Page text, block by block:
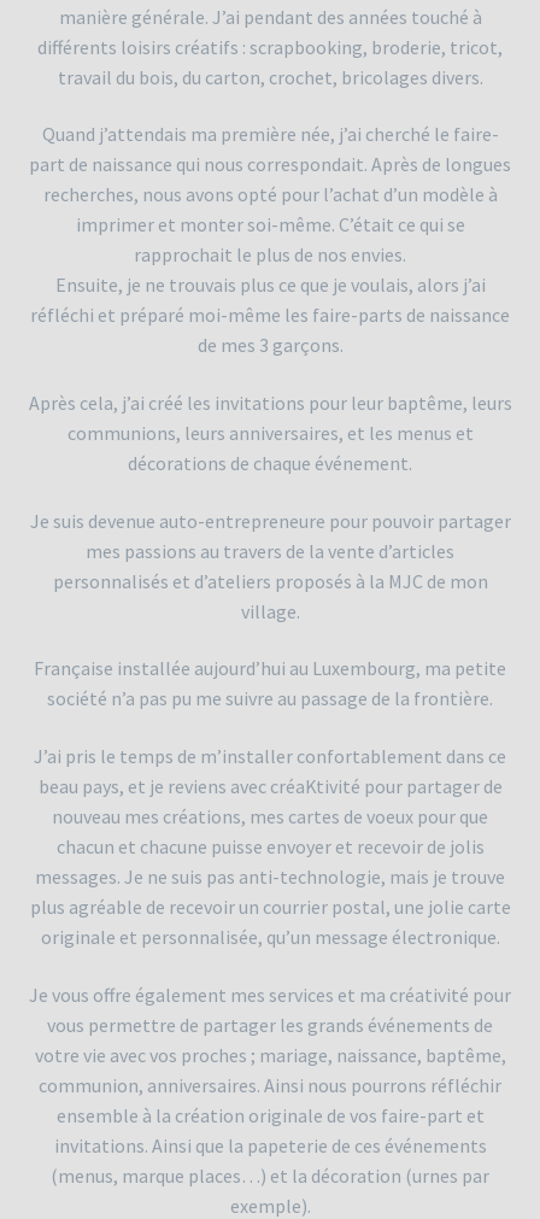
Contact
Décoration Evénementielle
Divers / Félicitations
Faire-Parts
Faire-Parts de Mariage
Faire-Parts de Naissance
Fête des Pères / Mères
Fêtes de Fin d’Année
Formulaire de Contact
Mariage / Amour
Naissance
Panier
Qui suis-je ?
Retraite
Validation de la commande
manière générale. J’ai pendant des années touché à
différents loisirs créatifs : scrapbooking, broderie, tricot,
travail du bois, du carton, crochet, bricolages divers.
Quand j’attendais ma première née, j’ai cherché le faire-
part de naissance qui nous correspondait. Après de longues
recherches, nous avons opté pour l’achat d’un modèle à
imprimer et monter soi-même. C’était ce qui se
rapprochait le plus de nos envies.
Ensuite, je ne trouvais plus ce que je voulais, alors j’ai
réfléchi et préparé moi-même les faire-parts de naissance
de mes 3 garçons.
Après cela, j’ai créé les invitations pour leur baptême, leurs
communions, leurs anniversaires, et les menus et
décorations de chaque événement.
Je suis devenue auto-entrepreneure pour pouvoir partager
mes passions au travers de la vente d’articles
personnalisés et d’ateliers proposés à la MJC de mon
village.
Française installée aujourd’hui au Luxembourg, ma petite
société n’a pas pu me suivre au passage de la frontière.
J’ai pris le temps de m’installer confortablement dans ce
beau pays, et je reviens avec créaKtivité pour partager de
nouveau mes créations, mes cartes de voeux pour que
chacun et chacune puisse envoyer et recevoir de jolis
messages. Je ne suis pas anti-technologie, mais je trouve
plus agréable de recevoir un courrier postal, une jolie carte
originale et personnalisée, qu’un message électronique.
Je vous offre également mes services et ma créativité pour
vous permettre de partager les grands événements de
votre vie avec vos proches ; mariage, naissance, baptême,
communion, anniversaires. Ainsi nous pourrons réfléchir
ensemble à la création originale de vos faire-part et
invitations. Ainsi que la papeterie de ces événements
(menus, marque places…) et la décoration (urnes par
exemple).